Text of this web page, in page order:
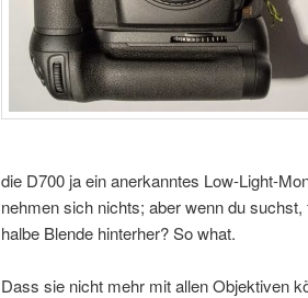
die D700 ja ein anerkanntes Low-Light-
nehmen sich nichts; aber wenn du
halbe Blende hinterher? So what.
Dass sie nicht mehr mit allen Objektiven